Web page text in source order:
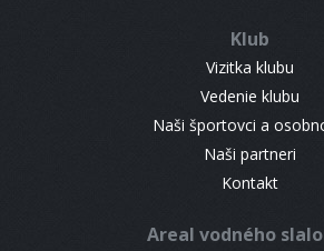
Klub
Vizitka klubu
Vedenie klubu
Naši športovci a
Naši partneri
Kontakt
Areal vodného
CONTACT